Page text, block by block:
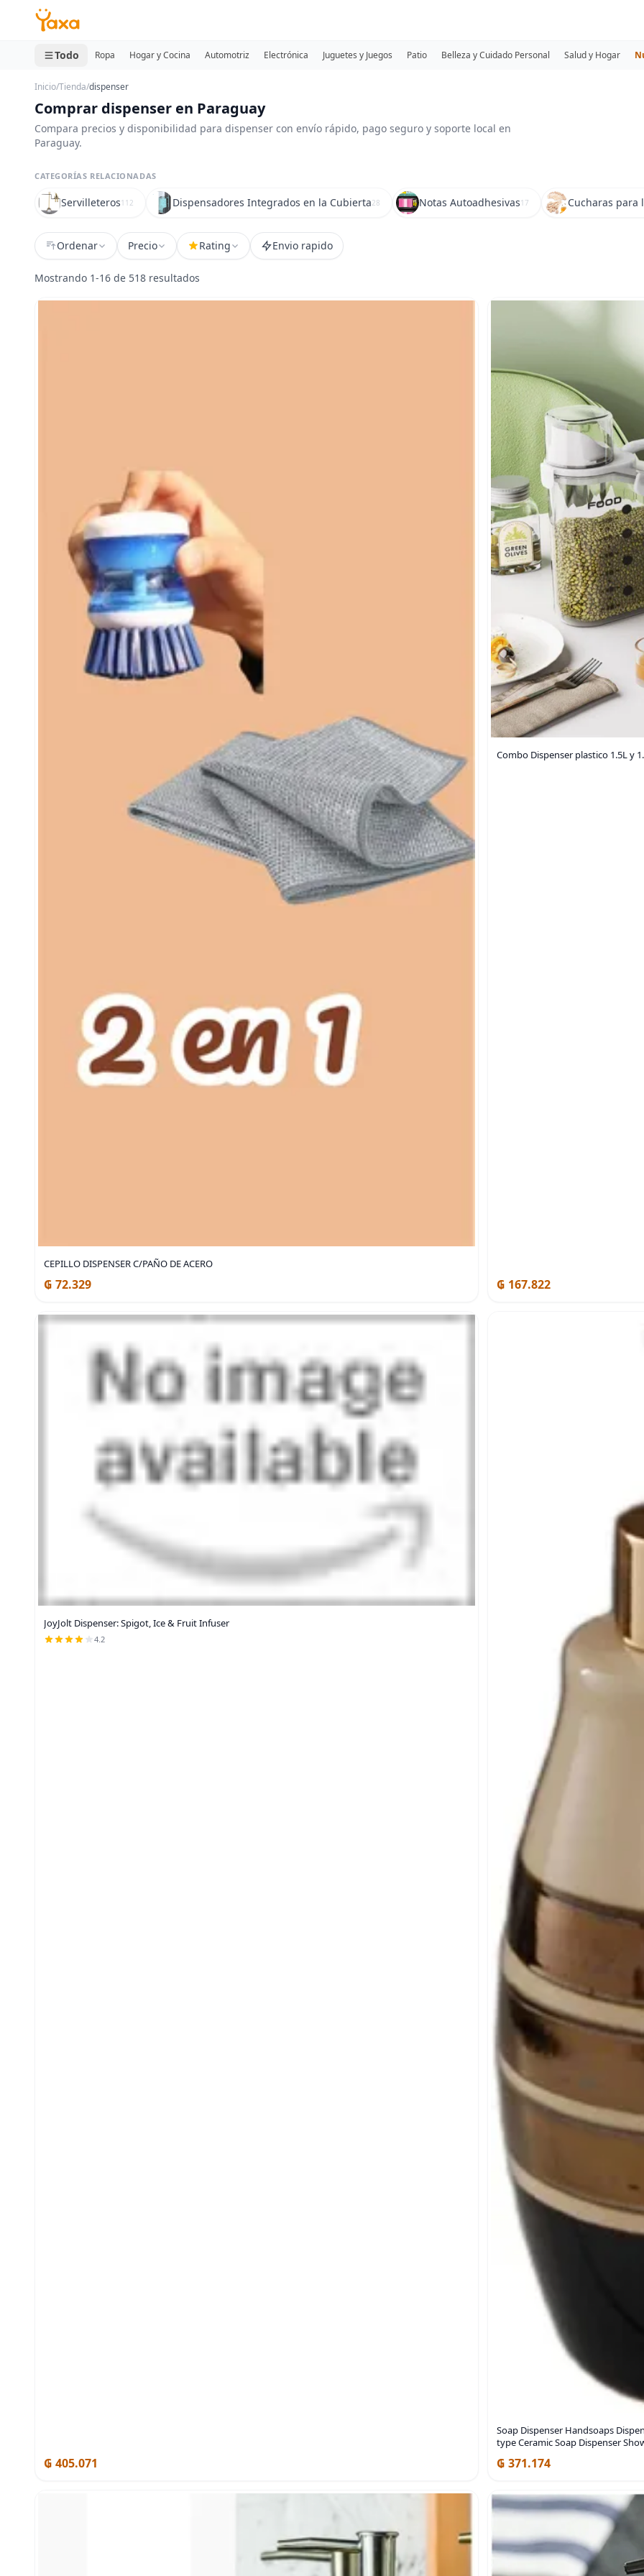
MINI CARRITO
0 productos
Todo Ropa Hogar y Cocina Automotriz Electrónica Juguetes y Juegos Patio Belleza y Cuidado Personal Salud y Hogar
Inicio/Tienda/dispenser
Comprar dispenser en Paraguay
Compara precios y disponibilidad para dispenser con envío rápido, pago seguro y soporte local en
Paraguay.
CATEGORÍAS RELACIONADAS
Servilleteros112 Dispensadores Integrados en la Cubierta28 Notas Autoadhesivas17 Cucharas para
Ordenar Precio Rating Envio rapido
Mostrando 1-16 de 518 resultados
CEPILLO DISPENSER C/PAÑO DE ACERO
₲ 72.329
Combo Dispenser plastico 1.5L y
₲ 167.822
JoyJolt Dispenser: Spigot, Ice & Fruit Infuser
4.2
₲ 405.071
Soap Dispenser Handsoaps
type Ceramic Soap Dispenser
₲ 371.174